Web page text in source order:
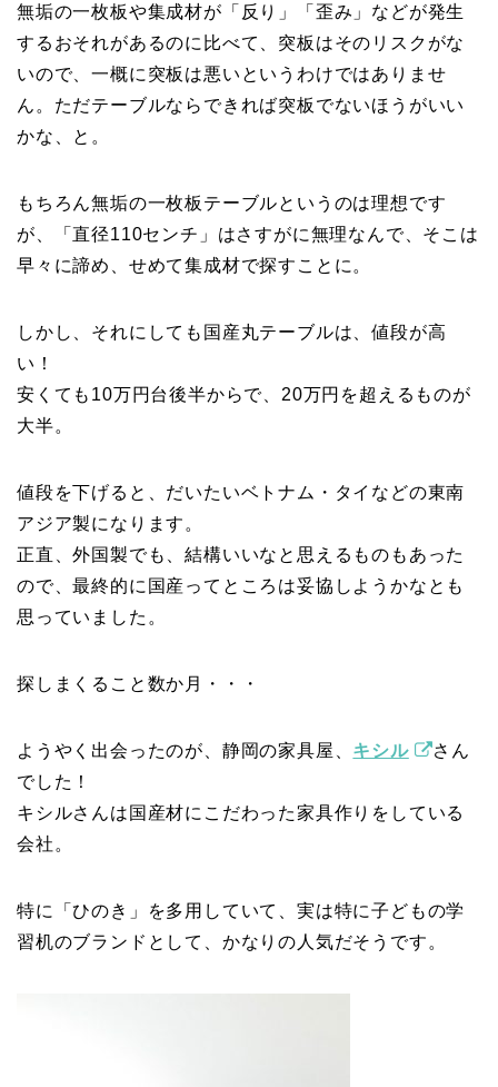
無垢の一枚板や集成材が「反り」「歪み」などが発生
するおそれがあるのに比べて、突板はそのリスクがな
いので、一概に突板は悪いというわけではありませ
ん。ただテーブルならできれば突板でないほうがいい
かな、と。
もちろん無垢の一枚板テーブルというのは理想です
が、「直径110センチ」はさすがに無理なんで、そこは
早々に諦め、せめて集成材で探すことに。
しかし、それにしても国産丸テーブルは、値段が高
い！
安くても10万円台後半からで、20万円を超えるものが
大半。
値段を下げると、だいたいベトナム・タイなどの東南
アジア製になります。
正直、外国製でも、結構いいなと思えるものもあった
ので、最終的に国産ってところは妥協しようかなとも
思っていました。
探しまくること数か月・・・
ようやく出会ったのが、静岡の家具屋、 キシル
さん
でした！
キシルさんは国産材にこだわった家具作りをしている
会社。
特に「ひのき」を多用していて、実は特に子どもの学
習机のブランドとして、かなりの人気だそうです。